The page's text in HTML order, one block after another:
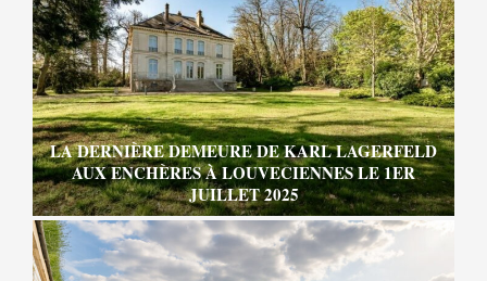
LA DERNIÈRE DEMEURE DE KARL LAGERFELD
AUX ENCHÈRES À LOUVECIENNES LE 1ER
JUILLET 2025